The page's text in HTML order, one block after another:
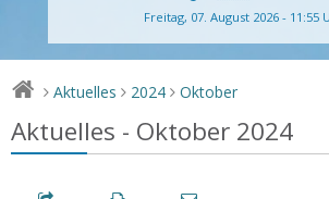
Freitag, 07. August 2026 - 11:55
> Aktuelles > 2024 > Oktober
Aktuelles - Oktober 2024